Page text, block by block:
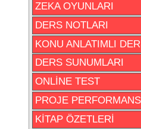
ZEKA OYUNLARI
DERS NOTLARI
KONU ANLATIMLI
DERS SUNUMLARI
ONLİNE TEST
PROJE PERFORMANS
KİTAP ÖZETLERİ